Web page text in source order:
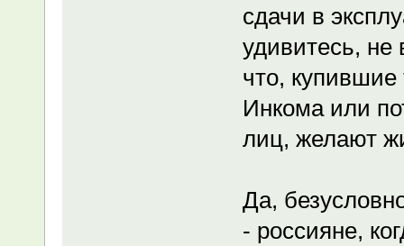
сдачи в
удивитесь,
что,
Инкома или
лиц, желают
Да,
- россияне,